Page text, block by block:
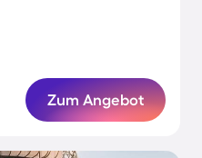
Zum Angebot